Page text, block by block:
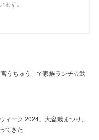
す。
うちゅう」で家族ランチ☆武
ーク 2024」大盆栽まつり、
てきた